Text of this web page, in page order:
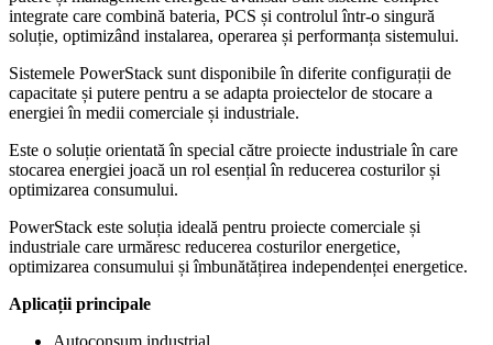
integrate care combină bateria, PCS și controlul într-o singură
soluție, optimizând instalarea, operarea și performanța sistemului.
Sistemele PowerStack sunt disponibile în diferite configurații de
capacitate și putere pentru a se adapta proiectelor de stocare a
energiei în medii comerciale și industriale.
Este o soluție orientată în special către proiecte industriale în care
stocarea energiei joacă un rol esențial în reducerea costurilor și
optimizarea consumului.
PowerStack este soluția ideală pentru proiecte comerciale și
industriale care urmăresc reducerea costurilor energetice,
optimizarea consumului și îmbunătățirea independenței energetice.
Aplicații principale
Autoconsum industrial